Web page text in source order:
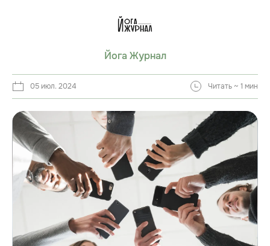
Йога Журнал
05 июл. 2024 Читать ~ 1 мин